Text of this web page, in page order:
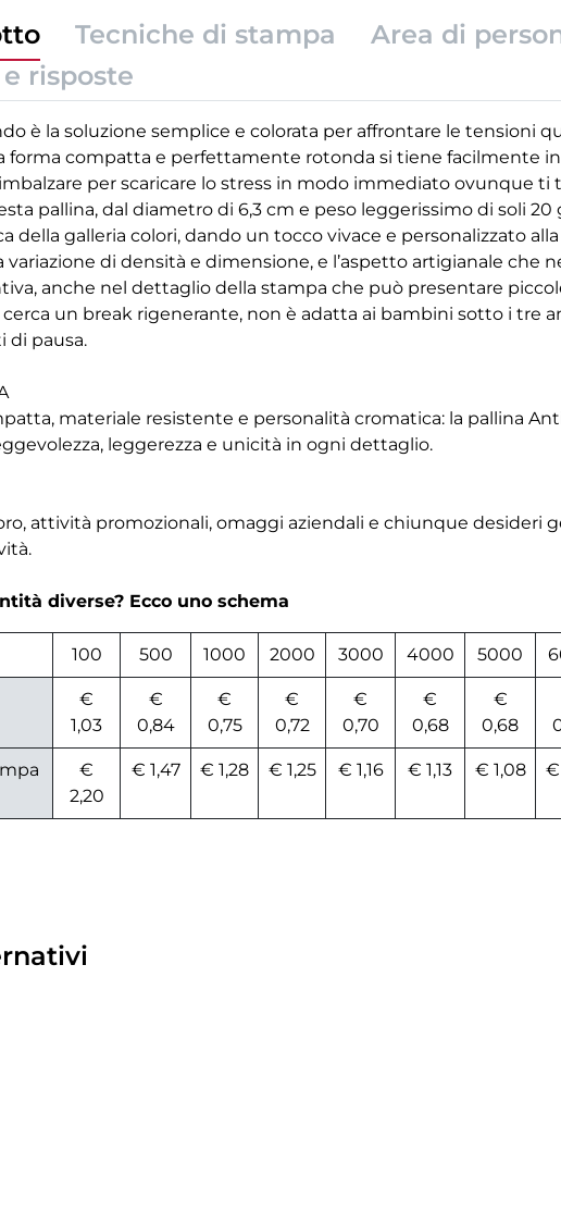
Tecniche di stampa
Area di
risposte
è la soluzione semplice e colorata per affrontare le tensioni
forma compatta e perfettamente rotonda si tiene facilmente
per scaricare lo stress in modo immediato ovunque ti
pallina, dal diametro di 6,3 cm e peso leggerissimo di soli
della galleria colori, dando un tocco vivace e personalizzato
variazione di densità e dimensione, e l’aspetto artigianale che
anche nel dettaglio della stampa che può presentare
cerca un break rigenerante, non è adatta ai bambini sotto i tre
di pausa.
materiale resistente e personalità cromatica: la pallina
leggerezza e unicità in ogni dettaglio.
attività promozionali, omaggi aziendali e chiunque desideri
diverse? Ecco uno schema
100 500 1000 2000 3000 4000 5000
€
1,03
€
0,84
€
0,75
€
0,72
€
0,70
€
0,68
€
0,68
€
2,20
€ 1,47 € 1,28 € 1,25 € 1,16 € 1,13 € 1,08 €